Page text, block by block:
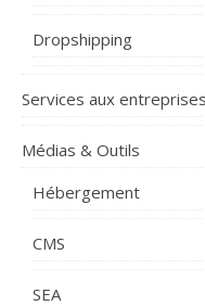
Dropshipping
Services aux entreprises
Médias & Outils
Hébergement
CMS
SEA